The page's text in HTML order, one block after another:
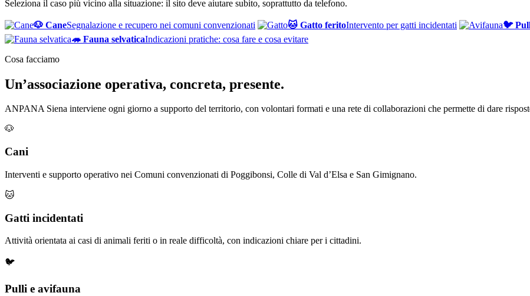
Seleziona il caso più vicino alla situazione: il sito deve aiutare subito, soprattutto da telefono.
🐶 CaneSegnalazione e recupero nei comuni convenzionati 🐱 Gatto feritoIntervento per gatti incidentati 🐦
🦔 Fauna selvaticaIndicazioni pratiche: cosa fare e cosa evitare
Cosa facciamo
Un’associazione operativa, concreta, presente.
ANPANA Siena interviene ogni giorno a supporto del territorio, con volontari formati e una rete di collaborazioni che permette di dare
🐶
Cani
Interventi e supporto operativo nei Comuni convenzionati di Poggibonsi, Colle di Val d’Elsa e San Gimignano.
🐱
Gatti incidentati
Attività orientata ai casi di animali feriti o in reale difficoltà, con indicazioni chiare per i cittadini.
🐦
Pulli e avifauna